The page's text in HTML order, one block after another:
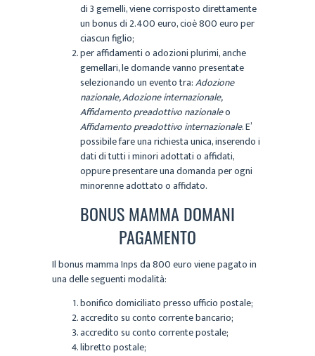
di 3 gemelli, viene corrisposto direttamente
un bonus di 2.400 euro, cioè 800 euro per
ciascun figlio;
per affidamenti o adozioni plurimi, anche
gemellari, le domande vanno presentate
selezionando un evento tra:Adozione
nazionale, Adozione internazionale,
Affidamento preadottivo nazionaleo
Affidamento preadottivo internazionale. E’
possibile fare una richiesta unica, inserendo i
dati di tutti i minori adottati o affidati,
oppure presentare una domanda per ogni
minorenne adottato o affidato.
BONUS MAMMA DOMANI
PAGAMENTO
Il bonus mamma Inps da 800 euro viene pagato in
una delle seguenti modalità:
bonifico domiciliato presso ufficio postale;
accredito su conto corrente bancario;
accredito su conto corrente postale;
libretto postale;